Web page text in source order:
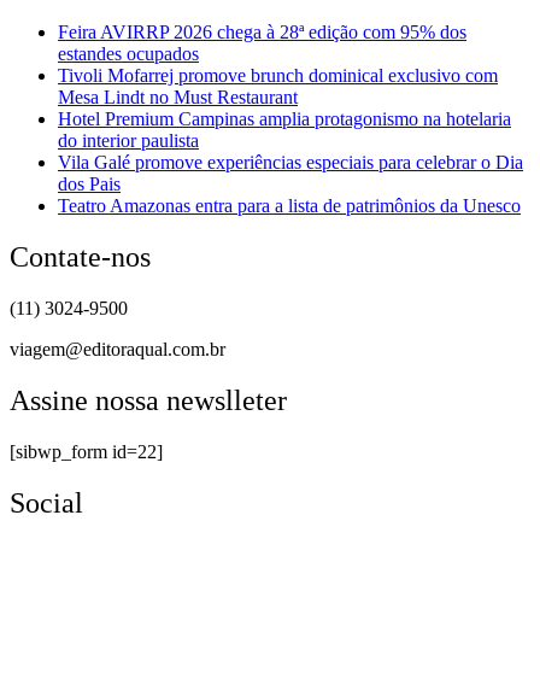
Feira AVIRRP 2026 chega à 28ª edição com 95% dos
estandes ocupados
Tivoli Mofarrej promove brunch dominical exclusivo com
Mesa Lindt no Must Restaurant
Hotel Premium Campinas amplia protagonismo na hotelaria
do interior paulista
Vila Galé promove experiências especiais para celebrar o Dia
dos Pais
Teatro Amazonas entra para a lista de patrimônios da Unesco
Contate-nos
(11) 3024-9500
viagem@editoraqual.com.br
Assine nossa newslleter
[sibwp_form id=22]
Social